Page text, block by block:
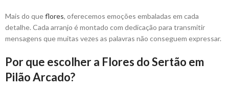
Mais do queflores, oferecemos emoções embaladas em cada
detalhe. Cada arranjo é montado com dedicação para transmitir
mensagens que muitas vezes as palavras não conseguem expressar.
Por que escolher a Flores do Sertão em
Pilão Arcado?